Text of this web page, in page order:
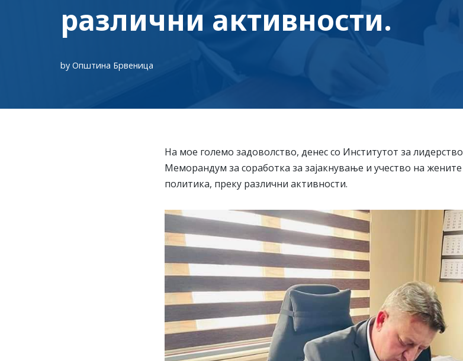
различни активности.
by Општина Брвеница
На мое големо задоволство, денес со Институтот за
Меморандум за соработка за зајакнување и учество на
политика, преку различни активности.